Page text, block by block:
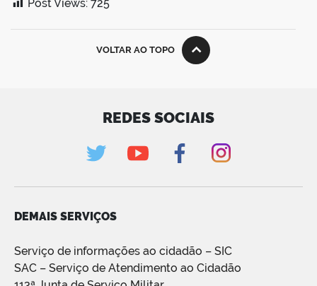
Post Views: 725
VOLTAR AO TOPO
REDES SOCIAIS
DEMAIS SERVIÇOS
Serviço de informações ao cidadão – SIC
SAC – Serviço de Atendimento ao Cidadão